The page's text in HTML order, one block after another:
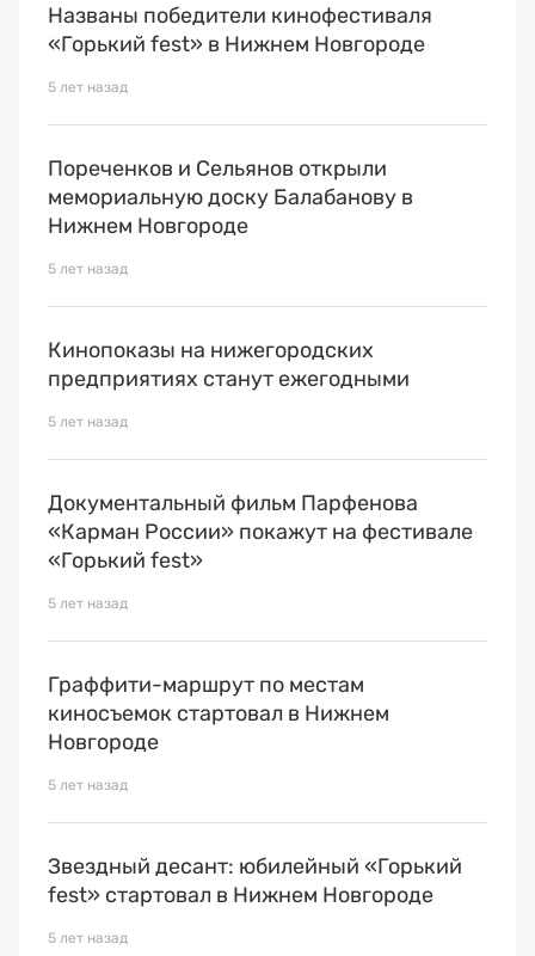
Названы победители кинофестиваля
«Горький fest» в Нижнем Новгороде
5 лет назад
Пореченков и Сельянов открыли
мемориальную доску Балабанову в
Нижнем Новгороде
5 лет назад
Кинопоказы на нижегородских
предприятиях станут ежегодными
5 лет назад
Документальный фильм Парфенова
«Карман России» покажут на фестивале
«Горький fest»
5 лет назад
Граффити-маршрут по местам
киносъемок стартовал в Нижнем
Новгороде
5 лет назад
Звездный десант: юбилейный «Горький
fest» стартовал в Нижнем Новгороде
5 лет назад